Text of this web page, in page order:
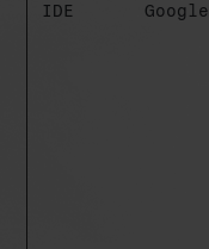
IDE Google